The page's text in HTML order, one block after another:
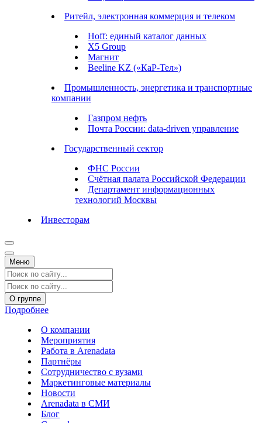
Ритейл, электронная коммерция и телеком
Hoff: единый каталог данных
X5 Group
Магнит
Beeline KZ («КаР-Тел»)
Промышленность, энергетика и транспортные
компании
Газпром нефть
Почта России: data-driven управление
Государственный сектор
ФНС России
Счётная палата Российской Федерации
Департамент информационных
технологий Москвы
Инвесторам
Меню
О группе
Подробнее
О компании
Мероприятия
Работа в Arenadata
Партнёры
Сотрудничество с вузами
Маркетинговые материалы
Новости
Arenadata в СМИ
Блог